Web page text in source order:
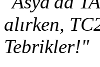
alırken,
Tebrikler!"